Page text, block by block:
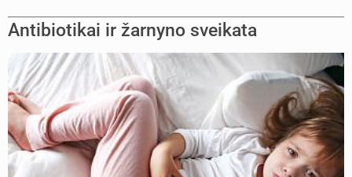
Antibiotikai ir žarnyno sveikata